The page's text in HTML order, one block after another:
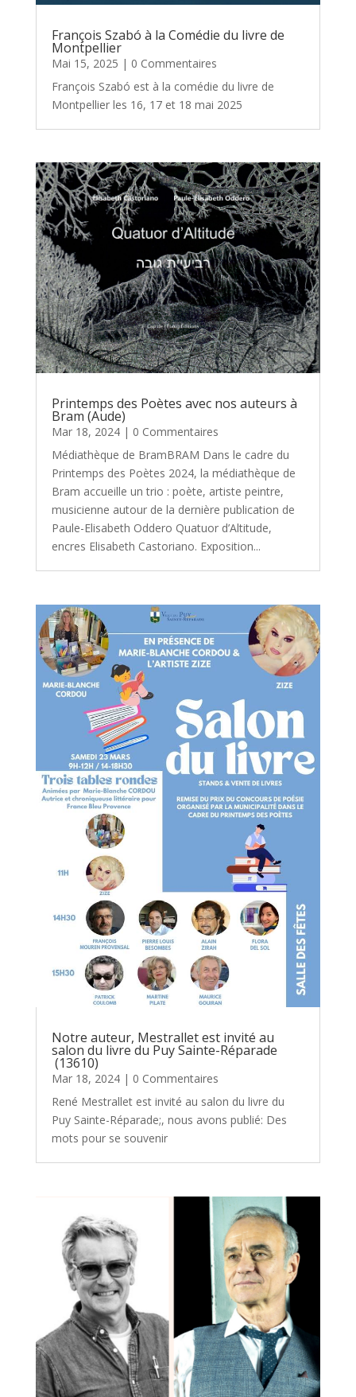
François Szabó à la Comédie du livre de
Montpellier
Mai 15, 2025 | 0 Commentaires
François Szabó est à la comédie du livre de
Montpellier les 16, 17 et 18 mai 2025
Printemps des Poètes avec nos auteurs à
Bram (Aude)
Mar 18, 2024| 0 Commentaires
Médiathèque de BramBRAM Dans le cadre du
Printemps des Poètes 2024, la médiathèque de
Bram accueille un trio : poète, artiste peintre,
musicienne autour de la dernière publication de
Paule-Elisabeth Oddero Quatuor d’Altitude,
encres Elisabeth Castoriano. Exposition...
Notre auteur, Mestrallet est invité au
salon du livre du Puy Sainte-Réparade
(13610)
Mar 18, 2024| 0 Commentaires
René Mestrallet est invité au salon du livre du
Puy Sainte-Réparade;, nous avons publié: Des
mots pour se souvenir